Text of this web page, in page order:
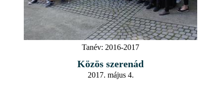
Tanév: 2016-2017
Közös szerenád
2017. május 4.